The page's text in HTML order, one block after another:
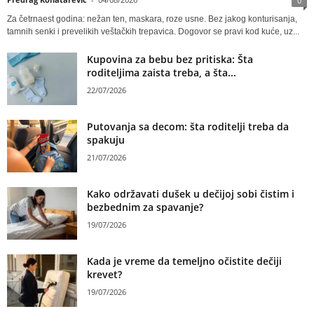
Za četrnaest godina: nežan ten, maskara, roze usne. Bez jakog konturisanja,
tamnih senki i prevelikih veštačkih trepavica. Dogovor se pravi kod kuće, uz...
Kupovina za bebu bez pritiska: Šta
roditeljima zaista treba, a šta...
22/07/2026
Putovanja sa decom: šta roditelji treba da
spakuju
21/07/2026
Kako održavati dušek u dečijoj sobi čistim i
bezbednim za spavanje?
19/07/2026
Kada je vreme da temeljno očistite dečiji
krevet?
19/07/2026